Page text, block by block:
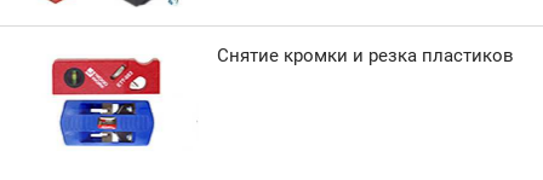
Снятие кромки и резка пластиков